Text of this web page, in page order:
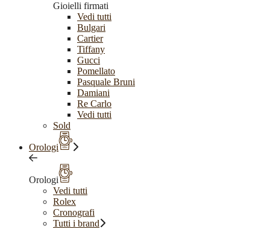
Gioielli firmati
Vedi tutti
Bulgari
Cartier
Tiffany
Gucci
Pomellato
Pasquale Bruni
Damiani
Re Carlo
Vedi tutti
Sold
Orologi
Orologi
Vedi tutti
Rolex
Cronografi
Tutti i brand